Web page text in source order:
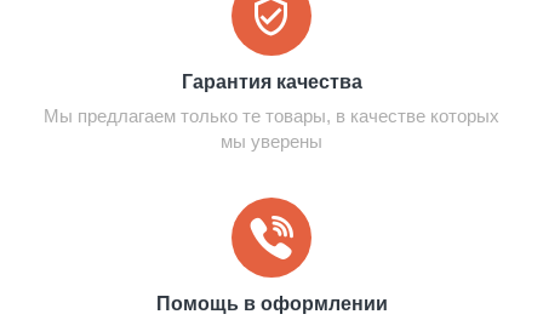
Гарантия качества
Мы предлагаем только те товары, в качестве которых
мы уверены
Помощь в оформлении